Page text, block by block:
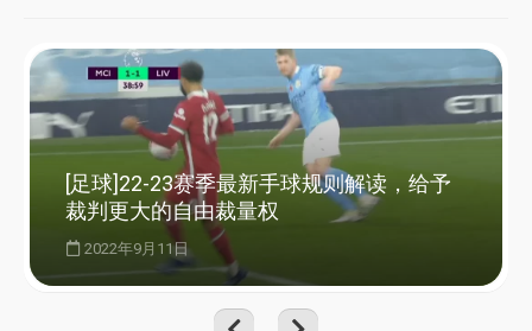
[足球]22-23赛季最新手球规则解读，给予
裁判更大的自由裁量权
2022年9月11日